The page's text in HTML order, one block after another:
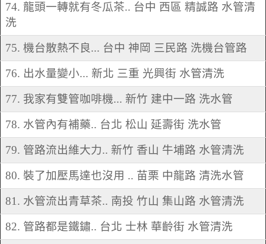
74. 龍頭一轉就有冬瓜茶.. 台中 西區 精誠路 水管清
洗
75. 機台散熱不良... 台中 神岡 三民路 洗機台管路
76. 出水量變小... 新北 三重 光興街 水管清洗
77. 我家有雙管咖啡機... 新竹 建中一路 洗水管
78. 水管內有補藥.. 台北 松山 延壽街 洗水管
79. 管路流出維大力.. 新竹 香山 牛埔路 水管清洗
80. 裝了加壓馬達也沒用 .. 苗栗 中龍路 清洗水管
81. 水管流出青草茶.. 南投 竹山 集山路 水管清洗
82. 管路都是鐵鏽.. 台北 士林 華齡街 水管清洗